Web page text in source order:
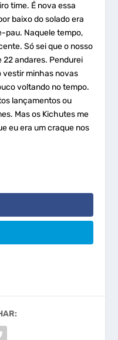
time. É nova essa
baixo do solado era
pau. Naquele tempo,
Só sei que o nosso
22 andares. Pendurei
vestir minhas novas
voltando no tempo.
lançamentos ou
Mas os Kichutes me
eu era um craque nos